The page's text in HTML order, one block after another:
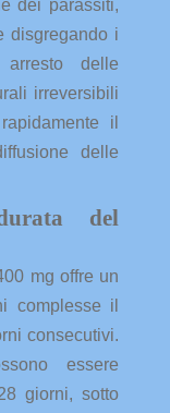
dei parassiti,
disgregando i
arresto delle
irreversibili
il
delle
del
mg offre un
complesse il
consecutivi.
essere
giorni, sotto